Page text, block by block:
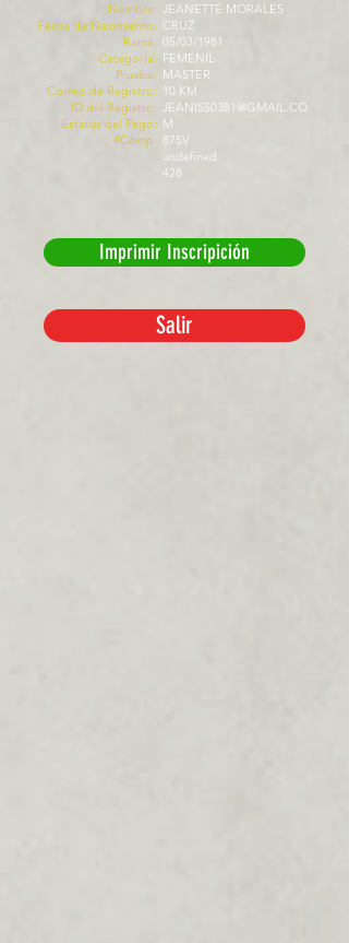
Nombre:
Fecha de Nacimiento:
Rama:
Categoría:
Prueba:
Correo de Registro:
ID del Registro:
Estatus del Pago:
#Comp:
JEANETTE MORALES
CRUZ
05/03/1981
FEMENIL
MASTER
10 KM
JEANISS0381@GMAIL.CO
M
875V
undefined
428
Imprimir Inscripición
Salir